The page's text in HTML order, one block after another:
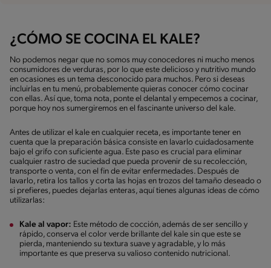
¿CÓMO SE COCINA EL KALE?
No podemos negar que no somos muy conocedores ni mucho menos
consumidores de verduras, por lo que este delicioso y nutritivo mundo
en ocasiones es un tema desconocido para muchos. Pero si deseas
incluirlas en tu menú, probablemente quieras conocer cómo cocinar
con ellas. Así que, toma nota, ponte el delantal y empecemos a cocinar,
porque hoy nos sumergiremos en el fascinante universo del kale.
Antes de utilizar el kale en cualquier receta, es importante tener en
cuenta que la preparación básica consiste en lavarlo cuidadosamente
bajo el grifo con suficiente agua. Este paso es crucial para eliminar
cualquier rastro de suciedad que pueda provenir de su recolección,
transporte o venta, con el fin de evitar enfermedades. Después de
lavarlo, retira los tallos y corta las hojas en trozos del tamaño deseado o
si prefieres, puedes dejarlas enteras, aquí tienes algunas ideas de cómo
utilizarlas:
Kale al vapor: Este método de cocción, además de ser sencillo y
rápido, conserva el color verde brillante del kale sin que este se
pierda, manteniendo su textura suave y agradable, y lo más
importante es que preserva su valioso contenido nutricional.